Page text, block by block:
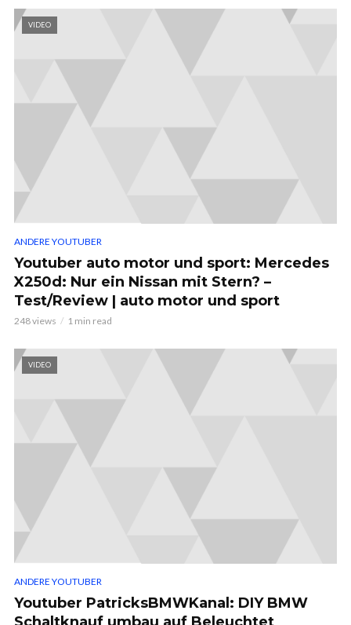
VIDEO
ANDERE YOUTUBER
Youtuber auto motor und sport: Mercedes
X250d: Nur ein Nissan mit Stern? –
Test/Review | auto motor und sport
248 views 1 min read
VIDEO
ANDERE YOUTUBER
Youtuber PatricksBMWKanal: DIY BMW